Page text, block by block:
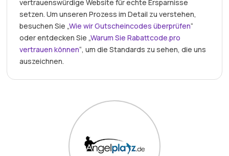
vertrauenswürdige Website für echte Ersparnisse
setzen. Um unseren Prozess im Detail zu verstehen,
besuchen Sie „Wie wir Gutscheincodes überprüfen“
oder entdecken Sie „Warum Sie Rabattcode.pro
vertrauen können“, um die Standards zu sehen, die uns
auszeichnen.